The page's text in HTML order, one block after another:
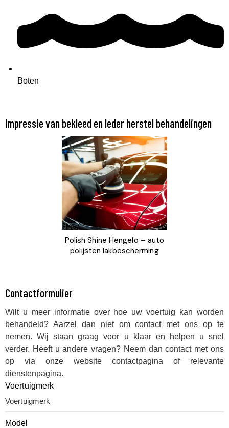
Boten
Impressie van bekleed en leder herstel behandelingen
Polish Shine Hengelo – auto
polijsten lakbescherming
Contactformulier
Wilt u meer informatie over hoe uw voertuig kan worden
behandeld? Aarzel dan niet om contact met ons op te
nemen. Wij staan graag voor u klaar en helpen u snel
verder. Heeft u andere vragen? Neem dan contact met ons
op via onze website contactpagina of relevante
dienstenpagina.
Voertuigmerk
Model